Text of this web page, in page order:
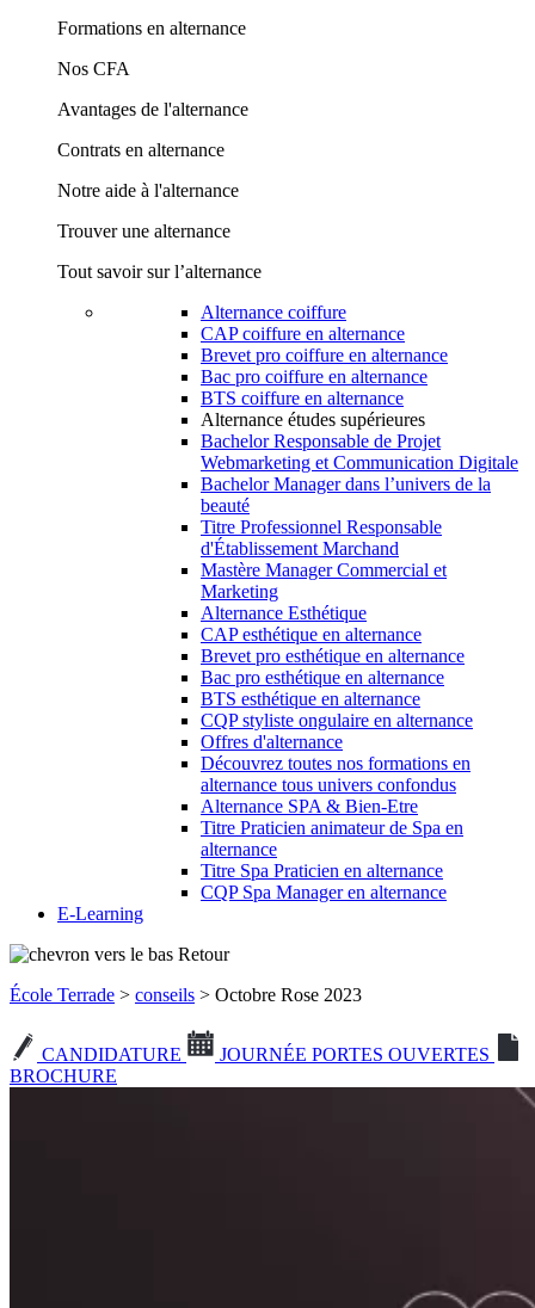
Formations en alternance
Nos CFA
Avantages de l'alternance
Contrats en alternance
Notre aide à l'alternance
Trouver une alternance
Tout savoir sur l’alternance
Alternance coiffure
CAP coiffure en alternance
Brevet pro coiffure en alternance
Bac pro coiffure en alternance
BTS coiffure en alternance
Alternance études supérieures
Bachelor Responsable de Projet
Webmarketing et Communication Digitale
Bachelor Manager dans l’univers de la
beauté
Titre Professionnel Responsable
d'Établissement Marchand
Mastère Manager Commercial et
Marketing
Alternance Esthétique
CAP esthétique en alternance
Brevet pro esthétique en alternance
Bac pro esthétique en alternance
BTS esthétique en alternance
CQP styliste ongulaire en alternance
Offres d'alternance
Découvrez toutes nos formations en
alternance tous univers confondus
Alternance SPA & Bien-Etre
Titre Praticien animateur de Spa en
alternance
Titre Spa Praticien en alternance
CQP Spa Manager en alternance
E-Learning
Retour
École Terrade > conseils > Octobre Rose 2023
CANDIDATURE
JOURNÉE PORTES OUVERTES
BROCHURE